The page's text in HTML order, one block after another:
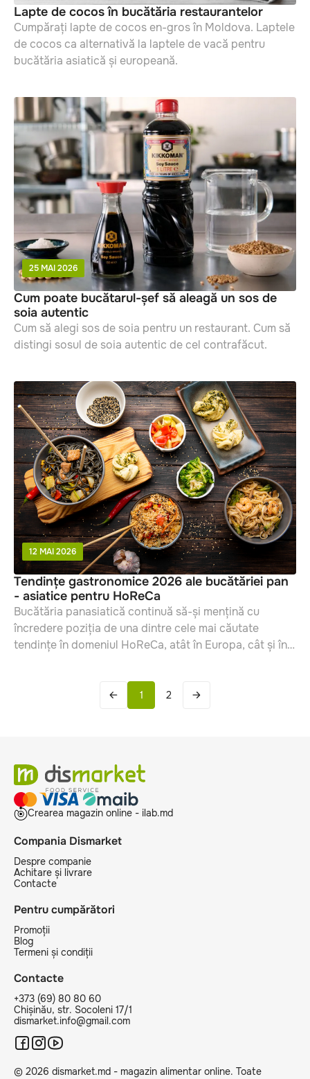
Lapte de cocos în bucătăria restaurantelor
Cumpărați lapte de cocos en-gros în Moldova. Laptele
de cocos ca alternativă la laptele de vacă pentru
bucătăria asiatică și europeană.
25 MAI 2026
Cum poate bucătarul-șef să aleagă un sos de
soia autentic
Cum să alegi sos de soia pentru un restaurant. Cum să
distingi sosul de soia autentic de cel contrafăcut.
12 MAI 2026
Tendințe gastronomice 2026 ale bucătăriei pan
- asiatice pentru HoReCa
Bucătăria panasiatică continuă să-și mențină cu
încredere poziția de una dintre cele mai căutate
tendințe în domeniul HoReCa, atât în ​​Europa, cât și în
1 2
Crearea magazin online - ilab.md
Compania Dismarket
Despre companie
Achitare și livrare
Contacte
Pentru cumpărători
Promoții
Blog
Termeni și condiții
Contacte
+373 (69) 80 80 60
Chișinău, str. Socoleni 17/1
dismarket.info@gmail.com
© 2026 dismarket.md - magazin alimentar online. Toate